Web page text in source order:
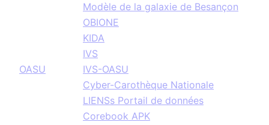
OASU
Modèle de la galaxie de Besançon
OBIONE
KIDA
IVS
IVS-OASU
Cyber-Carothèque Nationale
LIENSs Portail de données
Corebook APK